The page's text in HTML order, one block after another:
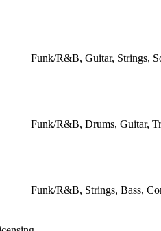
Funk/R&B, Guitar, Strings,
Funk/R&B, Drums, Guitar,
Funk/R&B, Strings, Bass,